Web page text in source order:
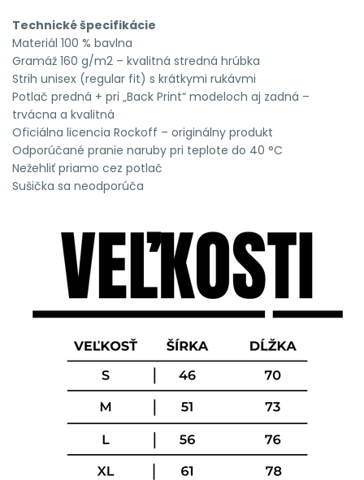
Technické špecifikácie
Materiál 100 % bavlna
Gramáž 160 g/m2 – kvalitná stredná hrúbka
Strih unisex (regular fit) s krátkymi rukávmi
Potlač predná + pri „Back Print“ modeloch aj zadná –
trvácna a kvalitná
Oficiálna licencia Rockoff – originálny produkt
Odporúčané pranie naruby pri teplote do 40 °C
Nežehliť priamo cez potlač
Sušička sa neodporúča